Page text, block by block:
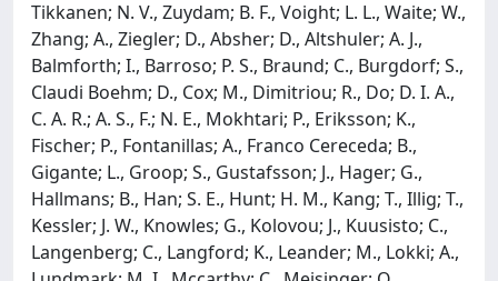
Tikkanen; N. V., Zuydam; B. F., Voight; L. L., Waite; W.,
Zhang; A., Ziegler; D., Absher; D., Altshuler; A. J.,
Balmforth; I., Barroso; P. S., Braund; C., Burgdorf; S.,
Claudi Boehm; D., Cox; M., Dimitriou; R., Do; D. I. A.,
C. A. R.; A. S., F.; N. E., Mokhtari; P., Eriksson; K.,
Fischer; P., Fontanillas; A., Franco Cereceda; B.,
Gigante; L., Groop; S., Gustafsson; J., Hager; G.,
Hallmans; B., Han; S. E., Hunt; H. M., Kang; T., Illig; T.,
Kessler; J. W., Knowles; G., Kolovou; J., Kuusisto; C.,
Langenberg; C., Langford; K., Leander; M., Lokki; A.,